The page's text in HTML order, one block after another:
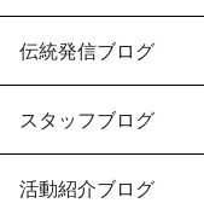
伝統発信ブログ
スタッフブログ
活動紹介ブログ